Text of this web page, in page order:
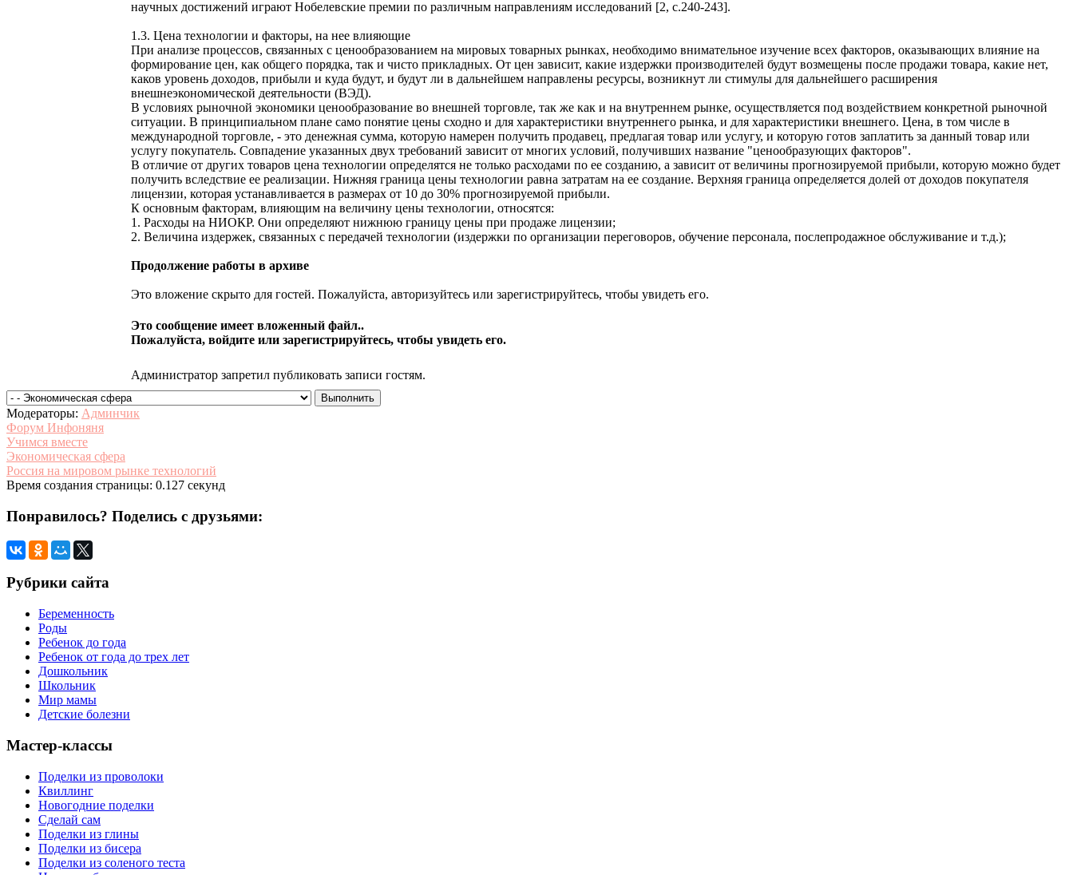
научных достижений играют Нобелевские премии по различным направлениям исследований [2, с.240-243].
1.3. Цена технологии и факторы, на нее влияющие
При анализе процессов, связанных с ценообразованием на мировых товарных рынках, необходимо внимательное изучение всех факторов, оказывающих влияние на
формирование цен, как общего порядка, так и чисто прикладных. От цен зависит, какие издержки производителей будут возмещены после продажи товара, какие нет,
каков уровень доходов, прибыли и куда будут, и будут ли в дальнейшем направлены ресурсы, возникнут ли стимулы для дальнейшего расширения
внешнеэкономической деятельности (ВЭД).
В условиях рыночной экономики ценообразование во внешней торговле, так же как и на внутреннем рынке, осуществляется под воздействием конкретной рыночной
ситуации. В принципиальном плане само понятие цены сходно и для характеристики внутреннего рынка, и для характеристики внешнего. Цена, в том числе в
международной торговле, - это денежная сумма, которую намерен получить продавец, предлагая товар или услугу, и которую готов заплатить за данный товар или
услугу покупатель. Совпадение указанных двух требований зависит от многих условий, получивших название "ценообразующих факторов".
В отличие от других товаров цена технологии определятся не только расходами по ее созданию, а зависит от величины прогнозируемой прибыли, которую можно будет
получить вследствие ее реализации. Нижняя граница цены технологии равна затратам на ее создание. Верхняя граница определяется долей от доходов покупателя
лицензии, которая устанавливается в размерах от 10 до 30% прогнозируемой прибыли.
К основным факторам, влияющим на величину цены технологии, относятся:
1. Расходы на НИОКР. Они определяют нижнюю границу цены при продаже лицензии;
2. Величина издержек, связанных с передачей технологии (издержки по организации переговоров, обучение персонала, послепродажное обслуживание и т.д.);
Продолжение работы в архиве
Это вложение скрыто для гостей. Пожалуйста, авторизуйтесь или зарегистрируйтесь, чтобы увидеть его.
Это сообщение имеет вложенный файл..
Пожалуйста, войдите или зарегистрируйтесь, чтобы увидеть его.
Администратор запретил публиковать записи гостям.
Модераторы: Админчик
Форум Инфоняня
Учимся вместе
Экономическая сфера
Россия на мировом рынке технологий
Время создания страницы: 0.127 секунд
Понравилось? Поделись с друзьями:
Рубрики сайта
Беременность
Роды
Ребенок до года
Ребенок от года до трех лет
Дошкольник
Школьник
Мир мамы
Детские болезни
Мастер-классы
Поделки из проволоки
Квиллинг
Новогодние поделки
Сделай сам
Поделки из глины
Поделки из бисера
Поделки из соленого теста